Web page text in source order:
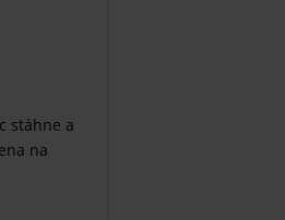
stáhne a
na